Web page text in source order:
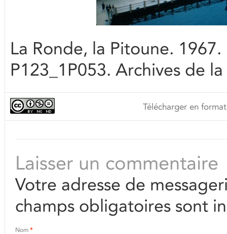
La Ronde, la Pitoune.
P123_1P053. Archives de
Télécharger en
Laisser un commentaire
Votre adresse de
champs obligatoires sont
Nom *